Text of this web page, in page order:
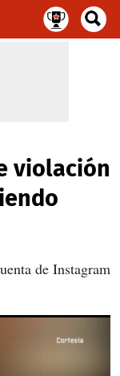
violación
de Instagram